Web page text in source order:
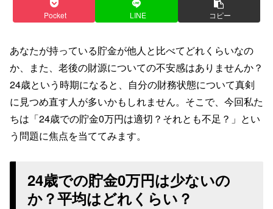
Pocket LINE コピー
あなたが持っている貯金が他人と比べてどれくらいなの
か、また、老後の財源についての不安感はありませんか？
24歳という時期になると、自分の財務状態について真剣
に見つめ直す人が多いかもしれません。そこで、今回私た
ちは「24歳での貯金0万円は適切？それとも不足？」とい
う問題に焦点を当ててみます。
24歳での貯金0万円は少ないの
か？平均はどれくらい？